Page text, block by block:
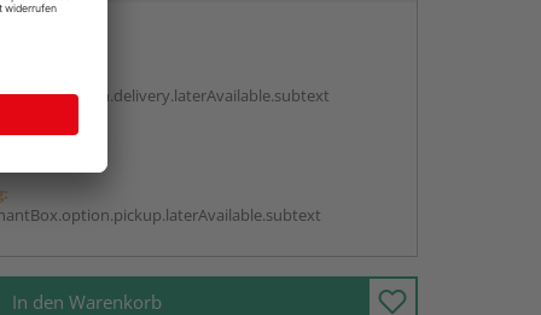
In den Warenkorb